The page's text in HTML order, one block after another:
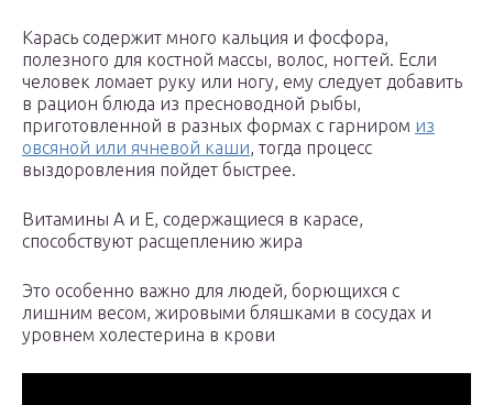
Карась содержит много кальция и фосфора,
полезного для костной массы, волос, ногтей. Если
человек ломает руку или ногу, ему следует добавить
в рацион блюда из пресноводной рыбы,
приготовленной в разных формах с гарниром из
овсяной или ячневой каши, тогда процесс
выздоровления пойдет быстрее.
Витамины А и Е, содержащиеся в карасе,
способствуют расщеплению жира
Это особенно важно для людей, борющихся с
лишним весом, жировыми бляшками в сосудах и
уровнем холестерина в крови